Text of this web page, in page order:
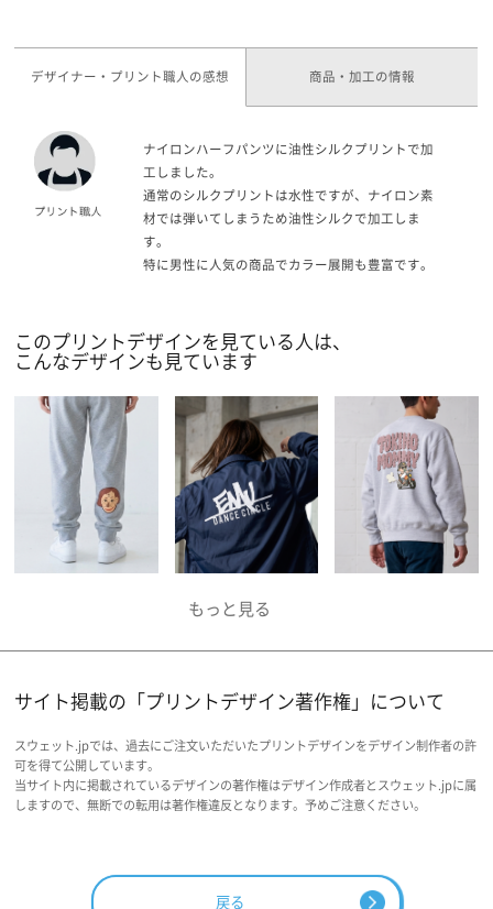
デザイナー・プリント職人の感想 商品・加工の情報
ナイロンハーフパンツに油性シルクプリントで加
工しました。
通常のシルクプリントは水性ですが、ナイロン素
材では弾いてしまうため油性シルクで加工しま
す。
特に男性に人気の商品でカラー展開も豊富です。
このプリントデザインを見ている人は、
こんなデザインも見ています
サイト掲載の「プリントデザイン著作権」について
スウェット.jpでは、過去にご注文いただいたプリントデザインをデザイン制作者の許
可を得て公開しています。
当サイト内に掲載されているデザインの著作権はデザイン作成者とスウェット.jpに属
しますので、無断での転用は著作権違反となります。予めご注意ください。
戻る